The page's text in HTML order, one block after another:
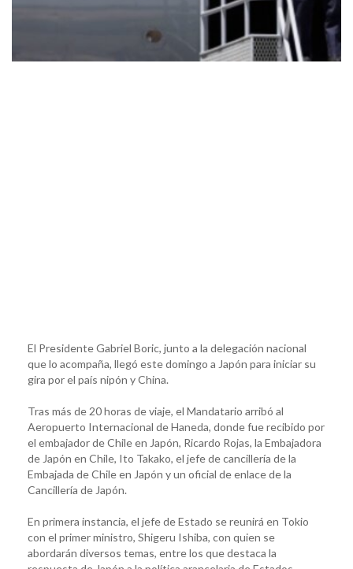
El Presidente Gabriel Boric, junto a la delegación nacional
que lo acompaña, llegó este domingo a Japón para iniciar su
gira por el país nipón y China.
Tras más de 20 horas de viaje, el Mandatario arribó al
Aeropuerto Internacional de Haneda, donde fue recibido por
el embajador de Chile en Japón, Ricardo Rojas, la Embajadora
de Japón en Chile, Ito Takako, el jefe de cancillería de la
Embajada de Chile en Japón y un oficial de enlace de la
Cancillería de Japón.
En primera instancia, el jefe de Estado se reunirá en Tokio
con el primer ministro, Shigeru Ishiba, con quien se
abordarán diversos temas, entre los que destaca la